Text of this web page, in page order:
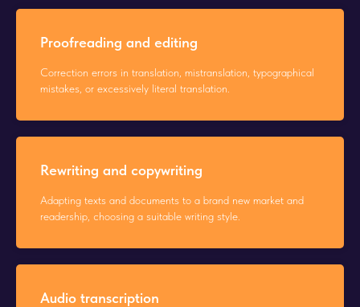
Proofreading and editing
Correction errors in translation, mistranslation, typographical
mistakes, or excessively literal translation.
Rewriting and copywriting
Adapting texts and documents to a brand new market and
readership, choosing a suitable writing style.
Audio transcription